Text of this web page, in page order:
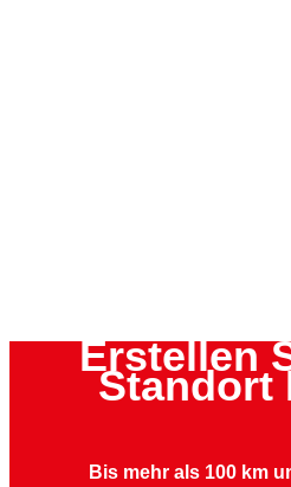
Erstellen
Standort
Bis mehr als 100 km